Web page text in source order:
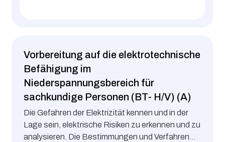
Vorbereitung auf die elektrotechnische
Befähigung im
Niederspannungsbereich für
sachkundige Personen (BT- H/V) (A)
Die Gefahren der Elektrizität kennen und in der
Lage sein, elektrische Risiken zu erkennen und zu
analysieren. Die Bestimmungen und Verfahren